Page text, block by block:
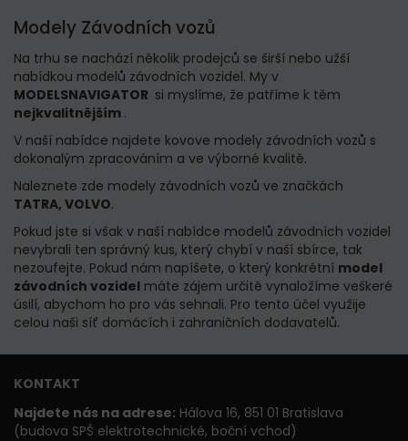
Modely Závodních vozů
Na trhu se nachází několik prodejců se širší nebo užší
nabídkou modelů závodních vozidel. My v
MODELSNAVIGATOR si myslíme, že patříme k těm
nejkvalitnějším .
V naší nabídce najdete kovove modely závodních vozů s
dokonalým zpracováním a ve výborné kvalitě.
Naleznete zde modely závodních vozů ve značkách
TATRA, VOLVO.
Pokud jste si však v naší nabídce modelů závodních vozidel
nevybrali ten správný kus, který chybí v naší sbírce, tak
nezoufejte. Pokud nám napíšete, o který konkrétní model
závodních vozidel máte zájem určitě vynaložíme veškeré
úsilí, abychom ho pro vás sehnali. Pro tento účel využije
celou naši síť domácích i zahraničních dodavatelů.
KONTAKT
Najdete nás na adrese: Hálova 16, 851 01 Bratislava
(budova SPŠ elektrotechnické, boční vchod)